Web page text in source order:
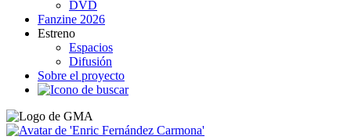
DVD
Fanzine 2026
Estreno
Espacios
Difusión
Sobre el proyecto